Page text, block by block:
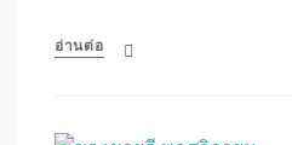
อ่านต่อ